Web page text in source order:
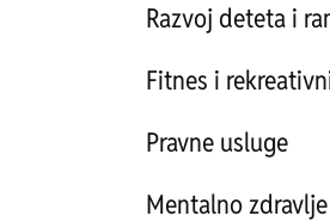
Razvoj deteta i
Fitnes i
Pravne usluge
Mentalno zdravlje